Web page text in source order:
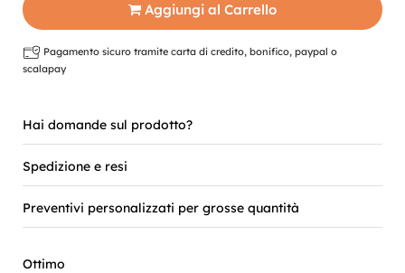
Aggiungi al Carrello
Pagamento sicuro tramite carta di credito, bonifico, paypal o
scalapay
Hai domande sul prodotto?
Spedizione e resi
Preventivi personalizzati per grosse quantità
Ottimo